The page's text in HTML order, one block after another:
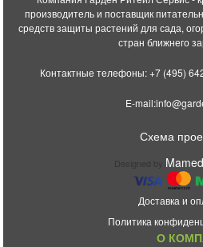
производитель и поставщик
средств защиты растений для сада,
стран ближнего
Контактные телефоны:+7 (495)
E-mail:
Схема
Designed by
Доставка и
Политика
О